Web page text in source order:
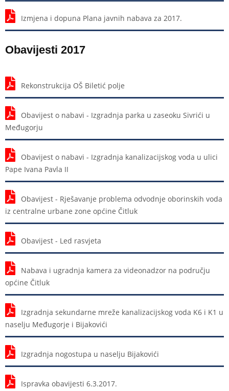
Izmjena i dopuna Plana javnih nabava za 2017.
Obavijesti 2017
Rekonstrukcija OŠ Biletić polje
Obavijest o nabavi - Izgradnja parka u zaseoku Sivrići u
Međugorju
Obavijest o nabavi - Izgradnja kanalizacijskog voda u ulici
Pape Ivana Pavla II
Obavijest - Rješavanje problema odvodnje oborinskih voda
iz centralne urbane zone općine Čitluk
Obavijest - Led rasvjeta
Nabava i ugradnja kamera za videonadzor na području
općine Čitluk
Izgradnja sekundarne mreže kanalizacijskog voda K6 i K1 u
naselju Međugorje i Bijakovići
Izgradnja nogostupa u naselju Bijakovići
Ispravka obavijesti 6.3.2017.